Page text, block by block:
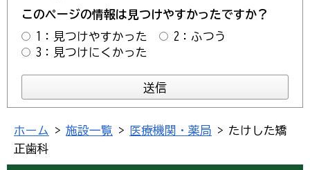
このページの情報は見つけやすかったですか？
1：見つけやすかった
2：ふつう
3：見つけにくかった
ホーム > 施設一覧 > 医療機関・薬局 > たけした矯
正歯科